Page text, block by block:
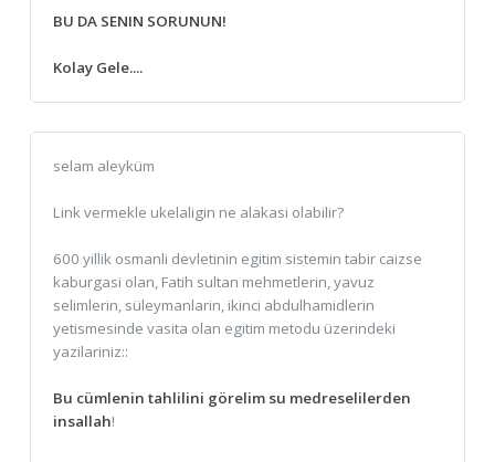
BU DA SENIN SORUNUN!
Kolay Gele....
selam aleyküm
Link vermekle ukelaligin ne alakasi olabilir?
600 yillik osmanli devletinin egitim sistemin tabir caizse
kaburgasi olan, Fatih sultan mehmetlerin, yavuz
selimlerin, süleymanlarin, ikinci abdulhamidlerin
yetismesinde vasita olan egitim metodu üzerindeki
yazilariniz::
Bu cümlenin tahlilini görelim su medreselilerden
insallah!